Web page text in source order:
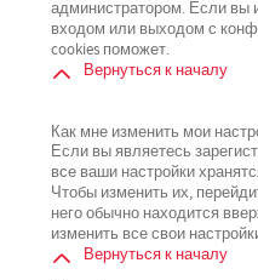
администратором. Если вы
входом или выходом с
cookies поможет.
Вернуться к началу
Как мне изменить мои
Если вы являетесь
все ваши настройки
Чтобы изменить их,
него обычно находится
изменить все свои
Вернуться к началу